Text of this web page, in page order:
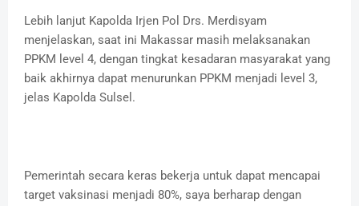
Lebih lanjut Kapolda Irjen Pol Drs. Merdisyam
menjelaskan, saat ini Makassar masih melaksanakan
PPKM level 4, dengan tingkat kesadaran masyarakat yang
baik akhirnya dapat menurunkan PPKM menjadi level 3,
jelas Kapolda Sulsel.
Pemerintah secara keras bekerja untuk dapat mencapai
target vaksinasi menjadi 80%, saya berharap dengan